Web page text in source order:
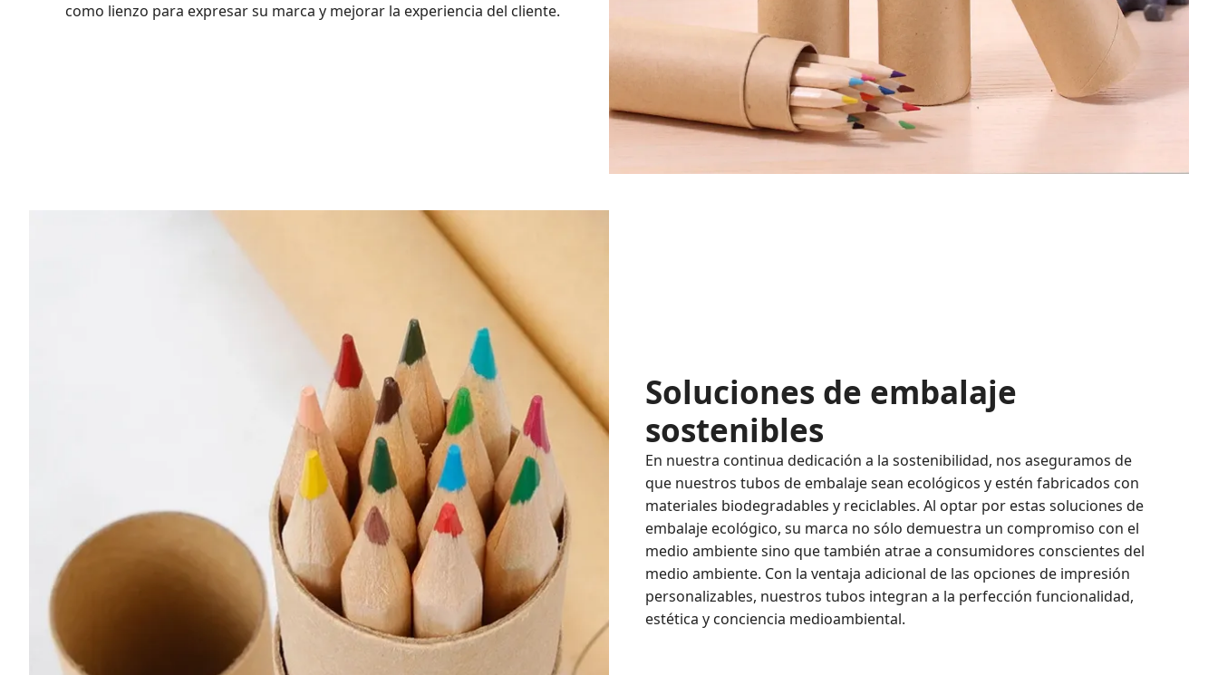
como lienzo para expresar su marca y mejorar la experiencia del cliente.
Soluciones de embalaje
sostenibles
En nuestra continua dedicación a la sostenibilidad, nos aseguramos de
que nuestros tubos de embalaje sean ecológicos y estén fabricados con
materiales biodegradables y reciclables. Al optar por estas soluciones de
embalaje ecológico, su marca no sólo demuestra un compromiso con el
medio ambiente sino que también atrae a consumidores conscientes del
medio ambiente. Con la ventaja adicional de las opciones de impresión
personalizables, nuestros tubos integran a la perfección funcionalidad,
estética y conciencia medioambiental.